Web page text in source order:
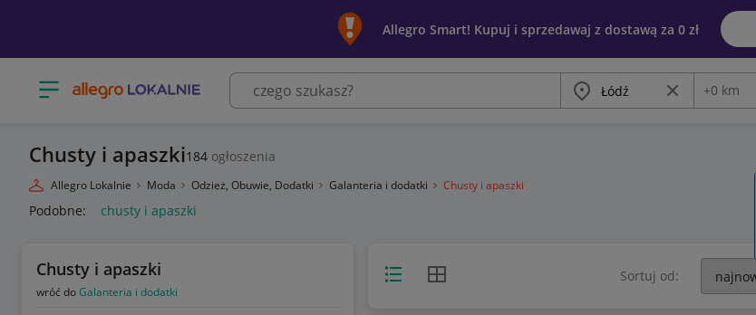
Allegro Smart! Kupuj i sprzedawaj z dostawą za 0 zł
Otwórz menu z kategoriami Miasto Wyczyść frazę
Odległość
+0 km
Chusty i apaszki184 ogłoszenia
Allegro Lokalnie Moda Odzież, Obuwie, Dodatki Galanteria i dodatki Chusty i apaszki
Podobne: chusty i apaszki
Chusty i apaszki
wróć doGalanteria i dodatki
Widok listyWidok siatki Sortuj od: